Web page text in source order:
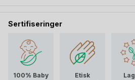
ullstrømpebukse mer baby- og
Super Fine Merinoull, 17% Polyamid,
et utrolig slitesterkt stoff, samtidig
strømpebuksen føles ut som en
Sertifiseringer
100% Baby
Etisk